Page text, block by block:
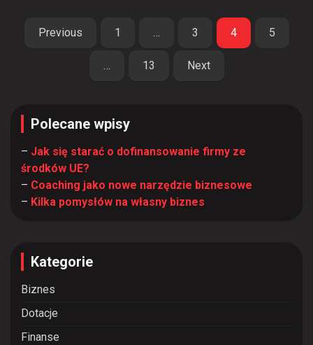
Stronicowanie
Previous 1 … 3 4 5
… 13 Next
Polecane wpisy
– Jak się starać o dofinansowanie firmy ze
środków UE?
– Coaching jako nowe narzędzie biznesowe
– Kilka pomysłów na własny biznes
Kategorie
Biznes
Dotacje
Finanse